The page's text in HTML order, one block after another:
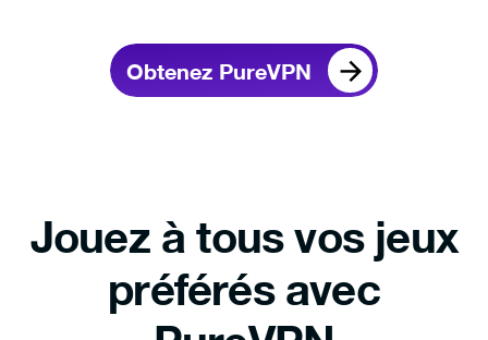
Obtenez PureVPN
Jouez à tous vos jeux
préférés avec